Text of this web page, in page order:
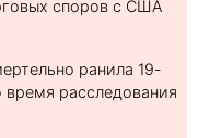
споров с США
ранила 19-
время расследования